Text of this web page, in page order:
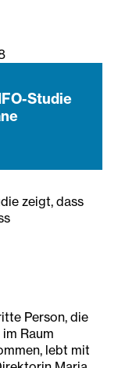
Studie
zeigt, dass
Person, die
Raum
lebt mit